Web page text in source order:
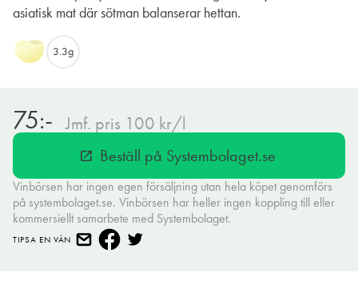
asiatisk mat där sötman balanserar hettan.
3.3g
75:- Jmf. pris 100 kr/l
open_in_new Beställ på Systembolaget.se
Vinbörsen har ingen egen försäljning utan hela köpet genomförs
på systembolaget.se. Vinbörsen har heller ingen koppling till eller
kommersiellt samarbete med Systembolaget.
TIPSA EN VÄN